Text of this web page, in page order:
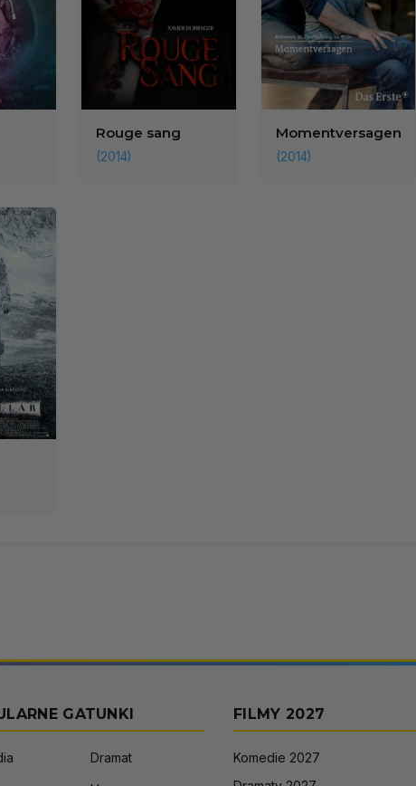
Rouge sang
(2014)
Momentversagen
(2014)
GATUNKI
Dramat
FILMY 2027
Komedie 2027